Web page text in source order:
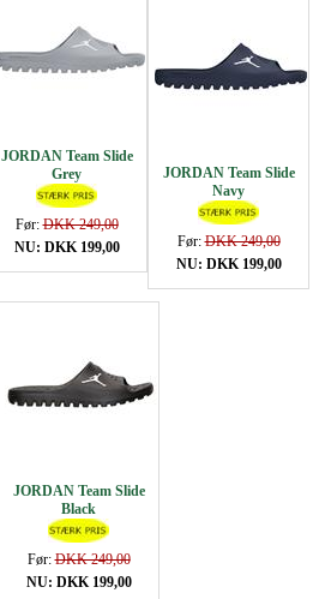
JORDAN Team Slide
Grey
Før:DKK 249,00
NU: DKK 199,00
JORDAN Team Slide
Navy
Før:DKK 249,00
NU: DKK 199,00
JORDAN Team Slide
Black
Før:DKK 249,00
NU: DKK 199,00